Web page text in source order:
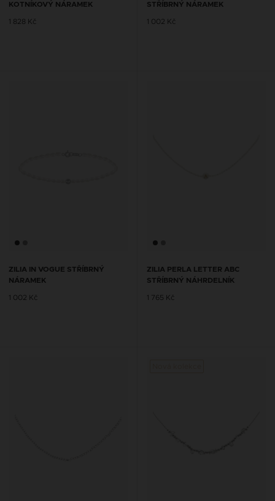
KOTNÍKOVÝ NÁRAMEK
1 828 Kč
STŘÍBRNÝ NÁRAMEK
1 002 Kč
ZILIA IN VOGUE STŘÍBRNÝ
NÁRAMEK
1 002 Kč
ZILIA PERLA LETTER ABC
STŘÍBRNÝ NÁHRDELNÍK
1 765 Kč